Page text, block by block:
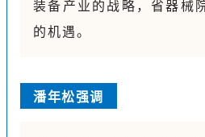
装备产业的战略，省器械
的机遇。
潘年松强调